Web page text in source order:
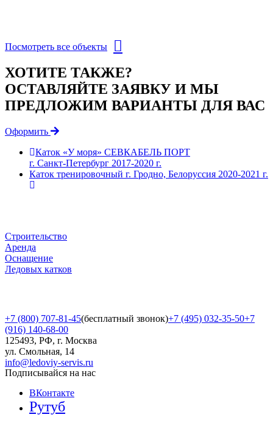
Посмотреть все объекты
ХОТИТЕ ТАКЖЕ?
ОСТАВЛЯЙТЕ ЗАЯВКУ И МЫ
ПРЕДЛОЖИМ ВАРИАНТЫ ДЛЯ ВАС
Оформить
Каток «У моря» СЕВКАБЕЛЬ ПОРТ
г. Санкт‑Петербург 2017‑2020 г.
Каток тренировочный г. Гродно, Белоруссия 2020‑2021 г.
Строительство
Аренда
Оснащение
Ледовых катков
+7 (800) 707-81-45(бесплатный звонок)+7 (495) 032-35-50+7
(916) 140-68-00
125493, РФ, г. Москва
ул. Смольная, 14
info@ledoviy-servis.ru
Подписывайся на нас
ВКонтакте
Рутуб